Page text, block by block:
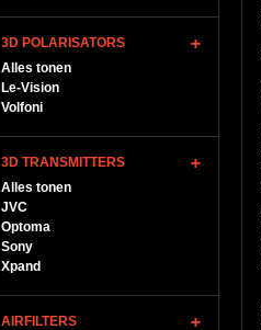
3D POLARISATORS
Alles tonen
Le-Vision
Volfoni
3D TRANSMITTERS
Alles tonen
JVC
Optoma
Sony
Xpand
AIRFILTERS